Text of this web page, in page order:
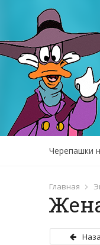
Черепашки
Главная